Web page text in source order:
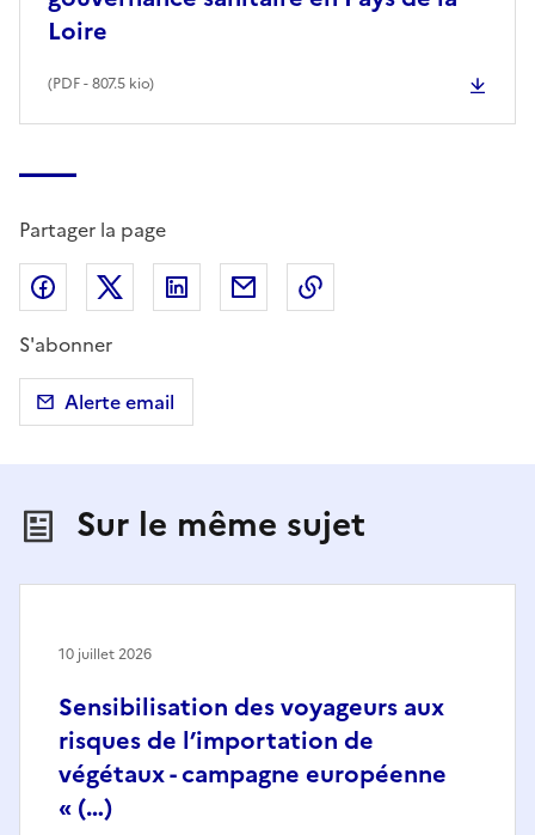
Loire
(PDF- 807.5 kio)
Partager la page
Partager sur Facebook
Partager sur X (anciennement Twitter)
Partager sur LinkedIn
Partager par email
S'abonner
Alerte email
Sur le même sujet
Sensibilisation des voyageurs aux
risques de l’importation de
végétaux - campagne européenne
« (…)
10 juillet 2026